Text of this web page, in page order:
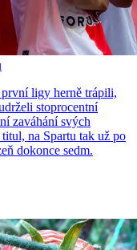
první ligy herně trápili,
stoprocentní
zaváhání svých
na Spartu tak už po
dokonce sedm.